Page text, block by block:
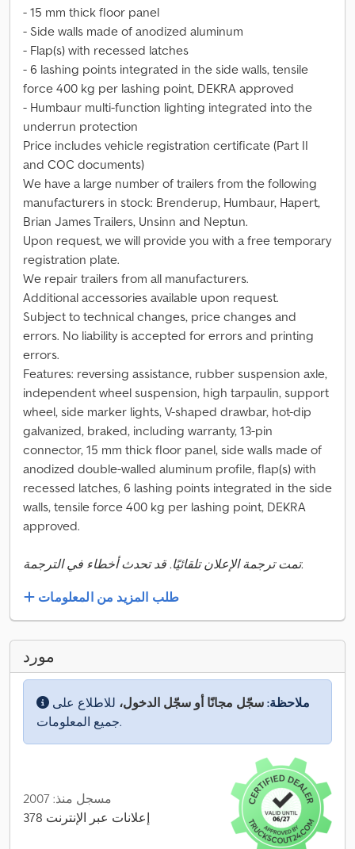
- 15 mm thick floor panel
- Side walls made of anodized aluminum
- Flap(s) with recessed latches
- 6 lashing points integrated in the side walls, tensile
force 400 kg per lashing point, DEKRA approved
- Humbaur multi-function lighting integrated into the
underrun protection
Price includes vehicle registration certificate (Part II
and COC documents)
We have a large number of trailers from the following
manufacturers in stock: Brenderup, Humbaur, Hapert,
Brian James Trailers, Unsinn and Neptun.
Upon request, we will provide you with a free temporary
registration plate.
We repair trailers from all manufacturers.
Additional accessories available upon request.
Subject to technical changes, price changes and
errors. No liability is accepted for errors and printing
errors.
Features: reversing assistance, rubber suspension axle,
independent wheel suspension, high tarpaulin, support
wheel, side marker lights, V-shaped drawbar, hot-dip
galvanized, braked, including warranty, 13-pin
connector, 15 mm thick floor panel, side walls made of
anodized double-walled aluminum profile, flap(s) with
recessed latches, 6 lashing points integrated in the side
walls, tensile force 400 kg per lashing point, DEKRA
approved.
تمت ترجمة الإعلان تلقائيًا. قد تحدث أخطاء في الترجمة.
طلب المزيد من المعلومات
مورد
ملاحظة: سجّل مجانًا أو سجّل الدخول، للاطلاع على
جميع المعلومات.
مسجل منذ: 2007
378 إعلانات عبر الإنترنت